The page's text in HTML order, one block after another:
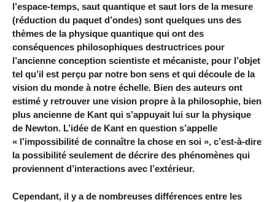
l’espace-temps, saut quantique et saut lors de la mesure
(réduction du paquet d’ondes) sont quelques uns des
thèmes de la physique quantique qui ont des
conséquences philosophiques destructrices pour
l’ancienne conception scientiste et mécaniste, pour l’objet
tel qu’il est perçu par notre bon sens et qui découle de la
vision du monde à notre échelle. Bien des auteurs ont
estimé y retrouver une vision propre à la philosophie, bien
plus ancienne de Kant qui s’appuyait lui sur la physique
de Newton. L’idée de Kant en question s’appelle
« l’impossibilité de connaître la chose en soi », c’est-à-dire
la possibilité seulement de décrire des phénomènes qui
proviennent d’interactions avec l’extérieur.
Cependant, il y a de nombreuses différences entre les